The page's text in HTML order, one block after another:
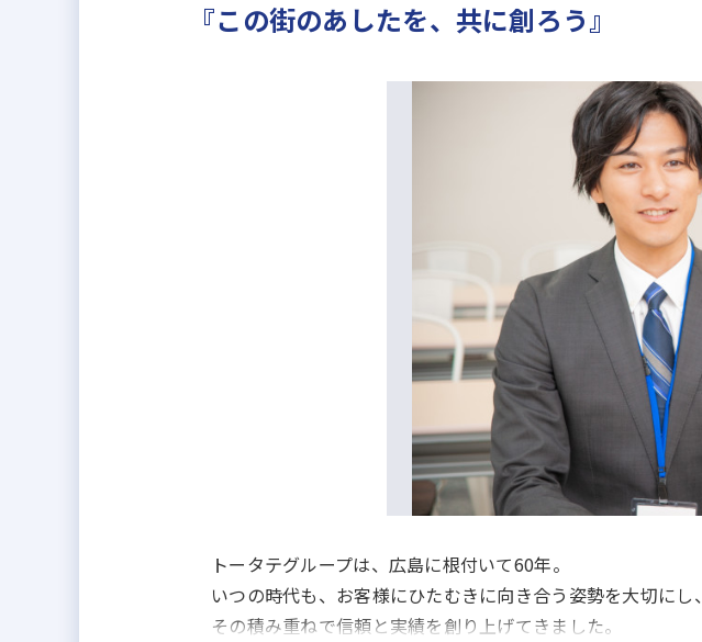
『この街のあしたを、共に創ろう』
トータテグループは、広島に根付いて60年。
いつの時代も、お客様にひたむきに向き合う姿勢を大切にし、​
その積み重ねで信頼と実績を創り上げてきました。​